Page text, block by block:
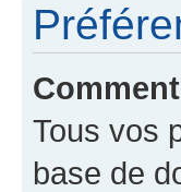
Tous vos
base de